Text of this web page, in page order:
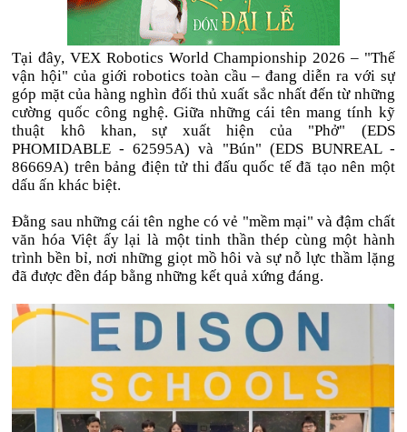
Tại đây, VEX Robotics World Championship 2026 – "Thế
vận hội" của giới robotics toàn cầu – đang diễn ra với sự
góp mặt của hàng nghìn đối thủ xuất sắc nhất đến từ những
cường quốc công nghệ. Giữa những cái tên mang tính kỹ
thuật khô khan, sự xuất hiện của "Phở" (EDS
PHOMIDABLE - 62595A) và "Bún" (EDS BUNREAL -
86669A) trên bảng điện tử thi đấu quốc tế đã tạo nên một
dấu ấn khác biệt.
Đằng sau những cái tên nghe có vẻ "mềm mại" và đậm chất
văn hóa Việt ấy lại là một tinh thần thép cùng một hành
trình bền bỉ, nơi những giọt mồ hôi và sự nỗ lực thầm lặng
đã được đền đáp bằng những kết quả xứng đáng.